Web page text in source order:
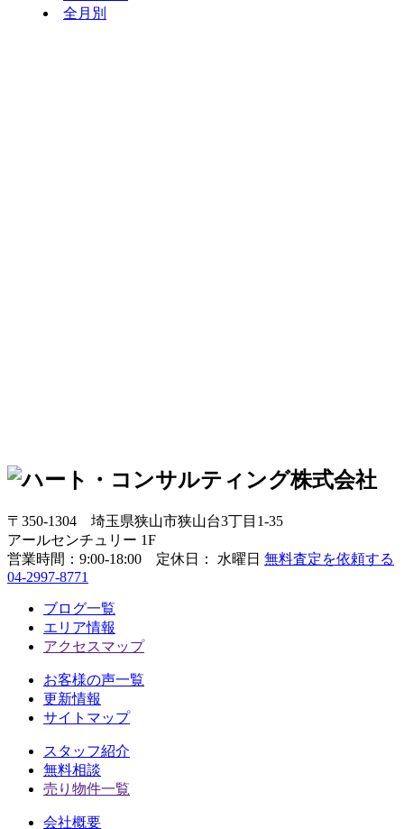
全月別
〒350-1304 埼玉県狭山市狭山台3丁目1-35
アールセンチュリー 1F
営業時間： 9:00-18:00 定休日： 水曜日 無料査定を依頼する
04-2997-8771
ブログ一覧
エリア情報
アクセスマップ
お客様の声一覧
更新情報
サイトマップ
スタッフ紹介
無料相談
売り物件一覧
会社概要